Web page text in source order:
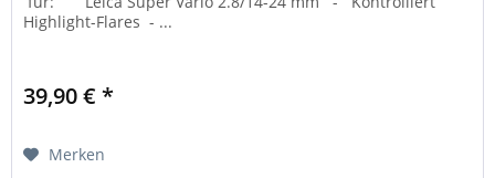
Highlight-Flares - ...
39,90 € *
Merken